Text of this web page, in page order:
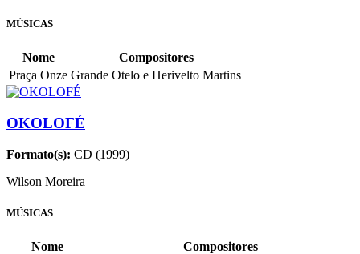
MÚSICAS
Nome
Compositores
Praça Onze Grande Otelo e Herivelto Martins
OKOLOFÉ
Formato(s): CD (1999)
Wilson Moreira
MÚSICAS
Nome
Compositores